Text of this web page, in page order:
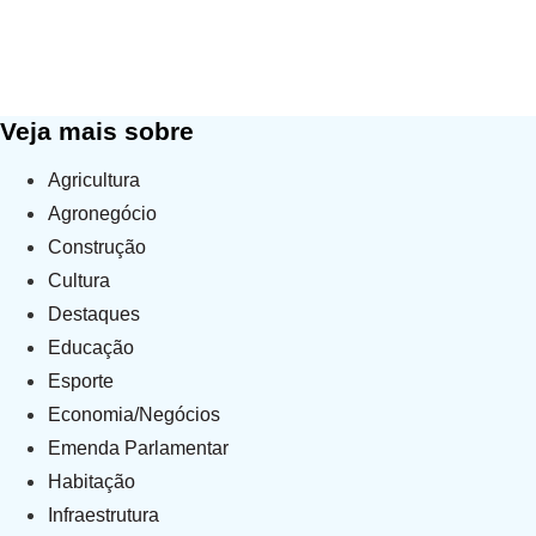
Veja mais sobre
Agricultura
Agronegócio
Construção
Cultura
Destaques
Educação
Esporte
Economia/Negócios
Emenda Parlamentar
Habitação
Infraestrutura